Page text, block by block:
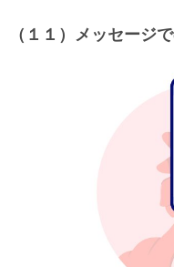
（１１）メッセージ